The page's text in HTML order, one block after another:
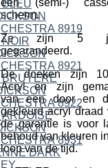
scherm.
Ze zijn 5
gegarandeerd.
De doeken zijn
Acryl en zijn
van een door en
gekleurd acryl draad
de garantie is voor
behoud van kleuren
loop van de tijd.